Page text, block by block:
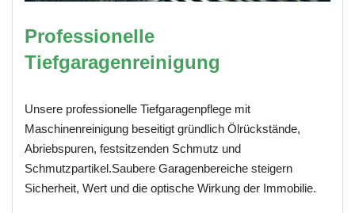
Professionelle
Tiefgaragenreinigung
Unsere professionelle Tiefgaragenpflege mit
Maschinenreinigung beseitigt gründlich Ölrückstände,
Abriebspuren, festsitzenden Schmutz und
Schmutzpartikel.Saubere Garagenbereiche steigern
Sicherheit, Wert und die optische Wirkung der Immobilie.